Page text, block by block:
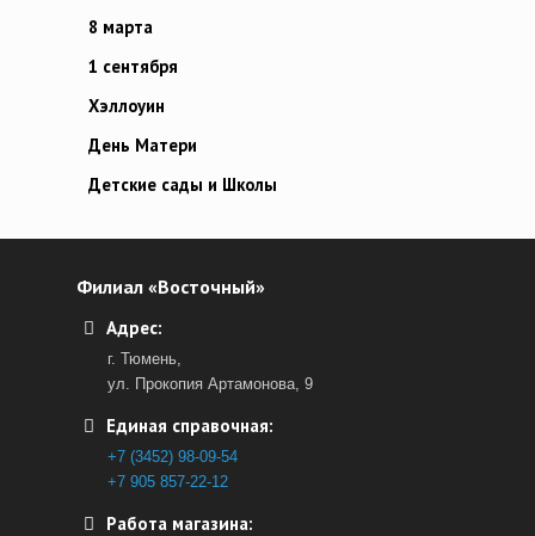
8 марта
1 сентября
Хэллоуин
День Матери
Детские сады и Школы
Филиал «Восточный»
Адрес:
г. Тюмень,
ул. Прокопия Артамонова, 9
Единая справочная:
+7 (3452) 98-09-54
+7 905 857-22-12
Работа магазина: